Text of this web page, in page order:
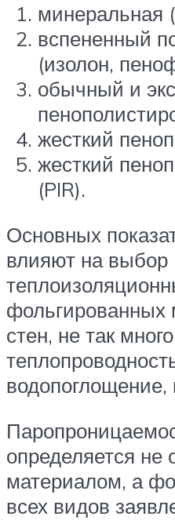
минеральная
вспененный
(изолон,
обычный и
жесткий
жесткий
(PIR).
Основных
влияют на выбор
фольгированных
стен, не так
водопоглощение,
определяется не
материалом, а
всех видов